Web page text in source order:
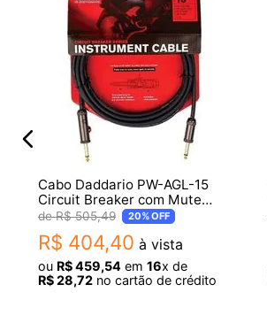
Cabo Daddario PW-AGL-15
Circuit Breaker com Mute
4,57M
R$ 505,49 20%OFF
R$ 404,40 à vista
ou R$459,54em 16x de
R$28,72no cartão de crédito